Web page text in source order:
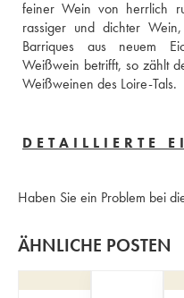
feiner Wein von herrlich
rassiger und dichter
Barriques aus neuem
Weißwein betrifft, so zählt
Weißweinen des Loire-Tals.
DETAILLIERTE
Haben Sie ein Problem bei
ÄHNLICHE POSTEN